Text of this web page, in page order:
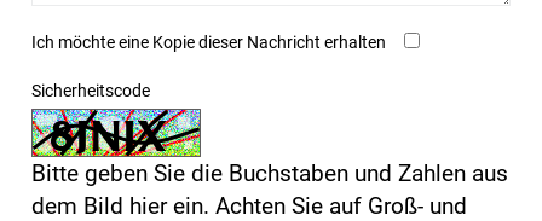
Ich möchte eine Kopie dieser Nachricht erhalten
Sicherheitscode
Bitte geben Sie die Buchstaben und Zahlen aus
dem Bild hier ein. Achten Sie auf Groß- und